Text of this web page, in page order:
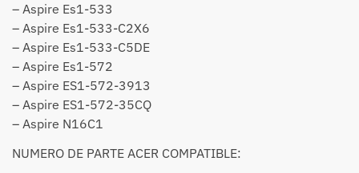
– Aspire Es1-533
– Aspire Es1-533-C2X6
– Aspire Es1-533-C5DE
– Aspire Es1-572
– Aspire ES1-572-3913
– Aspire ES1-572-35CQ
– Aspire N16C1
NUMERO DE PARTE ACER COMPATIBLE: